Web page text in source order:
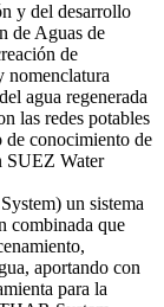
y del desarrollo
de Aguas de
de
nomenclatura
agua regenerada
las redes potables
de conocimiento de
SUEZ Water
un sistema
combinada que
aportando con
para la